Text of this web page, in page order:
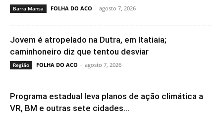
Barra Mansa FOLHA DO ACO - agosto 7, 2026
Jovem é atropelado na Dutra, em Itatiaia;
caminhoneiro diz que tentou desviar
Região FOLHA DO ACO - agosto 7, 2026
Programa estadual leva planos de ação climática a
VR, BM e outras sete cidades...